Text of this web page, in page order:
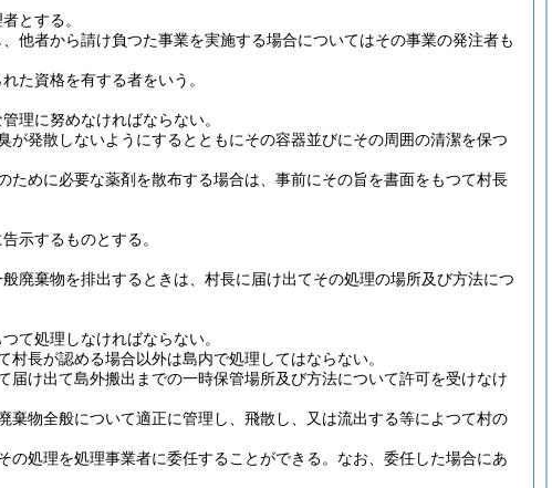
とする。
、他者から請け負つた事業を実施する場合についてはその事業の発注者も
た資格を有する者をいう。
理に努めなければならない。
発散しないようにするとともにその容器並びにその周囲の清潔を保つ
めに必要な薬剤を散布する場合は、事前にその旨を書面をもつて村長
示するものとする。
廃棄物を排出するときは、村長に届け出てその処理の場所及び方法につ
て処理しなければならない。
長が認める場合以外は島内で処理してはならない。
け出て島外搬出までの一時保管場所及び方法について許可を受けなけ
物全般について適正に管理し、飛散し、又は流出する等によつて村の
処理を処理事業者に委任することができる。 なお、委任した場合にあ